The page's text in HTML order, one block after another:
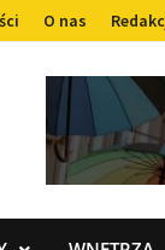
O nas